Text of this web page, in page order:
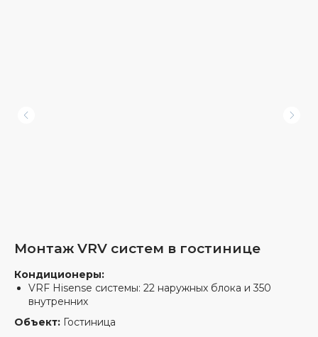
Монтаж VRV систем в гостинице
Кондиционеры:
VRF Hisense системы: 22 наружных блока и 350
внутренних
Объект: Гостиница
на независимых отзовиках
Также мы получаем
от клиентов
видеоотзывы